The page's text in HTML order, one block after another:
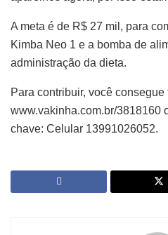
A meta é de R$ 27 mil, para
Kimba Neo 1 e a bomba de
administração da dieta.
Para contribuir, você
www.vakinha.com.br/3818160
chave: Celular 13991026052.